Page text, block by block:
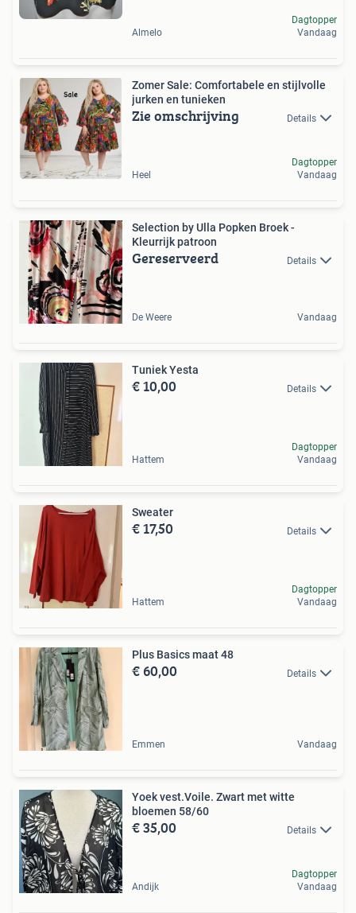
Almelo
Dagtopper
Vandaag
Zomer Sale: Comfortabele en stijlvolle
jurken en tunieken
Zie omschrijving Details
Heel
Dagtopper
Vandaag
Selection by Ulla Popken Broek -
Kleurrijk patroon
Gereserveerd Details
De Weere Vandaag
Tuniek Yesta
€ 10,00 Details
Hattem
Dagtopper
Vandaag
Sweater
€ 17,50 Details
Hattem
Dagtopper
Vandaag
Plus Basics maat 48
€ 60,00 Details
Emmen Vandaag
Yoek vest.Voile. Zwart met witte
bloemen 58/60
€ 35,00 Details
Andijk
Dagtopper
Vandaag